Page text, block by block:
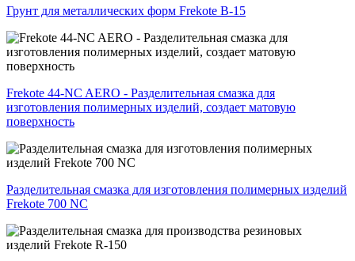
Грунт для металлических форм Frekote B-15
Frekote 44-NC AERO - Разделительная смазка для
изготовления полимерных изделий, создает матовую
поверхность
Разделительная смазка для изготовления полимерных изделий
Frekote 700 NC